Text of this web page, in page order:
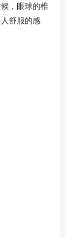
，眼球的椎
舒服的感